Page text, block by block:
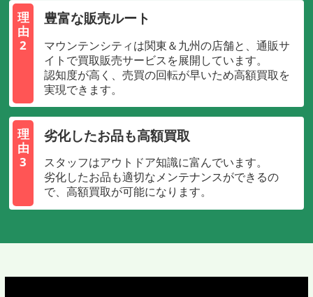
理
由
2
豊富な販売ルート
マウンテンシティは関東＆九州の店舗と、通販サ
イトで買取販売サービスを展開しています。
認知度が高く、売買の回転が早いため高額買取を
実現できます。
理
由
3
劣化したお品も高額買取
スタッフはアウトドア知識に富んでいます。
劣化したお品も適切なメンテナンスができるの
で、高額買取が可能になります。